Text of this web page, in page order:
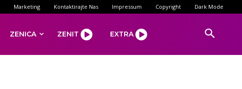
Marketing Kontaktirajte Nas Impressum Copyright Dark Mode
ZENICA ZENIT EXTRA